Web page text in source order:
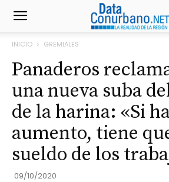
INICIO GREMIALES
Panaderos
una nueva suba
de la harina: «Si
aumento, tiene
sueldo de los
09/10/2020